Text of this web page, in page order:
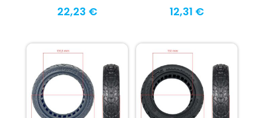
22,23 € 12,31 €